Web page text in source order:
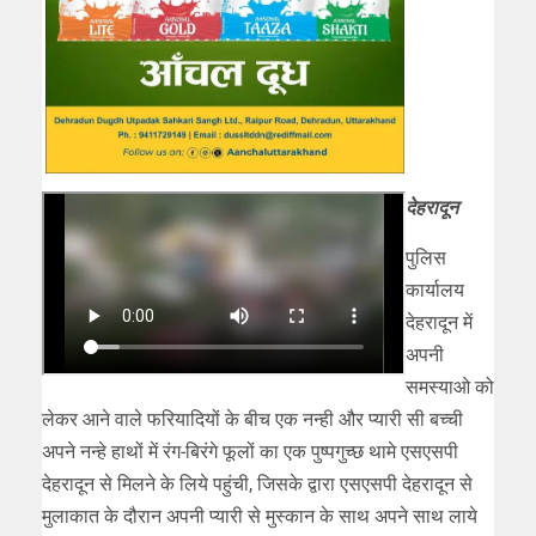
देहरादून
पुलिस
कार्यालय
देहरादून में
अपनी
समस्याओ को
लेकर आने वाले फरियादियों के बीच एक नन्ही और प्यारी सी बच्ची
अपने नन्हे हाथों में रंग-बिरंगे फूलों का एक पुष्पगुच्छ थामे एसएसपी
देहरादून से मिलने के लिये पहुंची, जिसके द्वारा एसएसपी देहरादून से
मुलाकात के दौरान अपनी प्यारी से मुस्कान के साथ अपने साथ लाये